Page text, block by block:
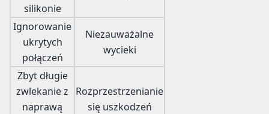
silikonie
Ignorowanie
ukrytych
połączeń
Niezauważalne
wycieki
Zbyt długie
zwlekanie z
naprawą
Rozprzestrzenianie
się uszkodzeń